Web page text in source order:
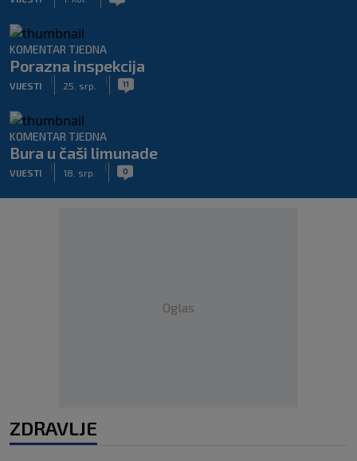
KOMENTAR TJEDNA
Porazna inspekcija
VIJESTI
|
25. srp.
| 11
KOMENTAR TJEDNA
Bura u čaši limunade
VIJESTI
|
18. srp.
| 0
Oglas
ZDRAVLJE